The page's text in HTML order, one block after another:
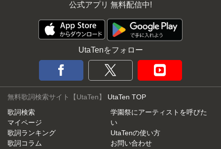
公式アプリ 無料配信中!
UtaTenをフォロー
無料歌詞検索サイト【UtaTen】 UtaTen TOP
歌詞検索
マイページ
歌詞ランキング
歌詞コラム
学園祭にアーティストを呼びた
い
UtaTenの使い方
お問い合わせ